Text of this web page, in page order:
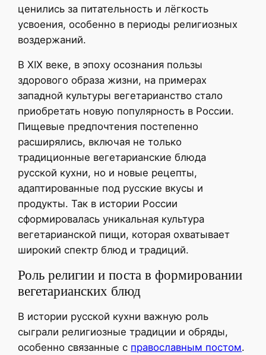
ценились за питательность и лёгкость
усвоения, особенно в периоды религиозных
воздержаний.
В XIX веке, в эпоху осознания пользы
здорового образа жизни, на примерах
западной культуры вегетарианство стало
приобретать новую популярность в России.
Пищевые предпочтения постепенно
расширялись, включая не только
традиционные вегетарианские блюда
русской кухни, но и новые рецепты,
адаптированные под русские вкусы и
продукты. Так в истории России
сформировалась уникальная культура
вегетарианской пищи, которая охватывает
широкий спектр блюд и традиций.
Роль религии и поста в формировании
вегетарианских блюд
В истории русской кухни важную роль
сыграли религиозные традиции и обряды,
особенно связанные с православным постом.